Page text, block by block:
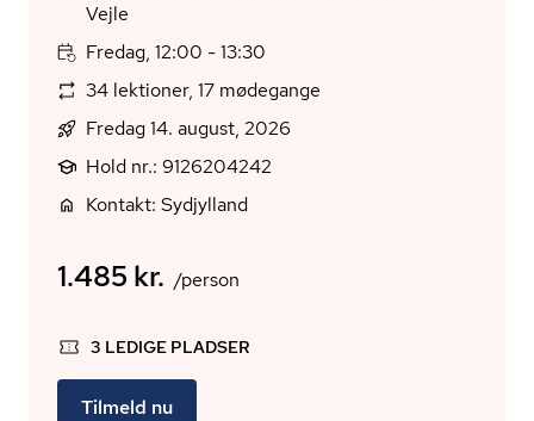
Vejle
Fredag, 12:00 - 13:30
34 lektioner, 17 mødegange
Fredag 14. august, 2026
Hold nr.: 9126204242
Kontakt: Sydjylland
1.485 kr. /person
3 LEDIGE PLADSER
Tilmeld nu